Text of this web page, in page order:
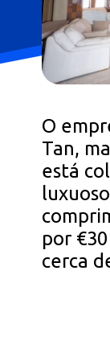
O
Tan,
está
por
cerca